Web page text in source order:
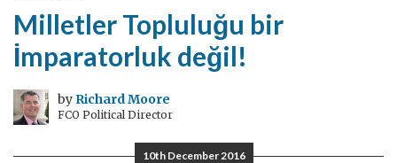
Milletler Topluluğu bir
İmparatorluk değil!
by Richard Moore
FCO Political Director
10th December 2016